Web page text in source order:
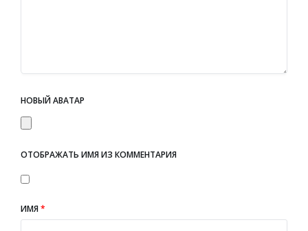
НОВЫЙ АВАТАР
ОТОБРАЖАТЬ ИМЯ ИЗ КОММЕНТАРИЯ
ИМЯ*